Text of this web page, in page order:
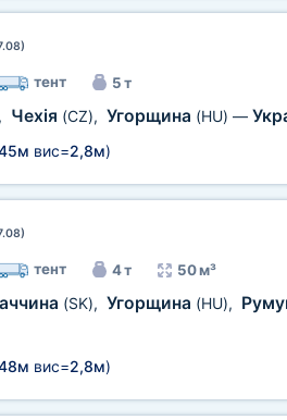
тент 5 т
, Чехія (CZ), Угорщина (HU) —
вис=2,8м)
тент 4 т 50 м³
(SK), Угорщина (HU),
вис=2,8м)